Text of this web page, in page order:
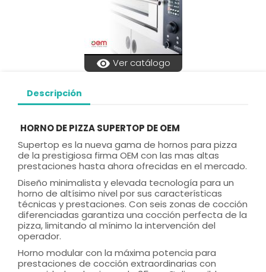
visibility Ver catálogo
Descripción
HORNO DE PIZZA SUPERTOP DE OEM
Supertop es la nueva gama de hornos para pizza
de la prestigiosa firma OEM con las mas altas
prestaciones hasta ahora ofrecidas en el mercado.
Diseño minimalista y elevada tecnología para un
horno de altísimo nivel por sus características
técnicas y prestaciones. Con seis zonas de cocción
diferenciadas garantiza una cocción perfecta de la
pizza, limitando al mínimo la intervención del
operador.
Horno modular con la máxima potencia para
prestaciones de cocción extraordinarias con